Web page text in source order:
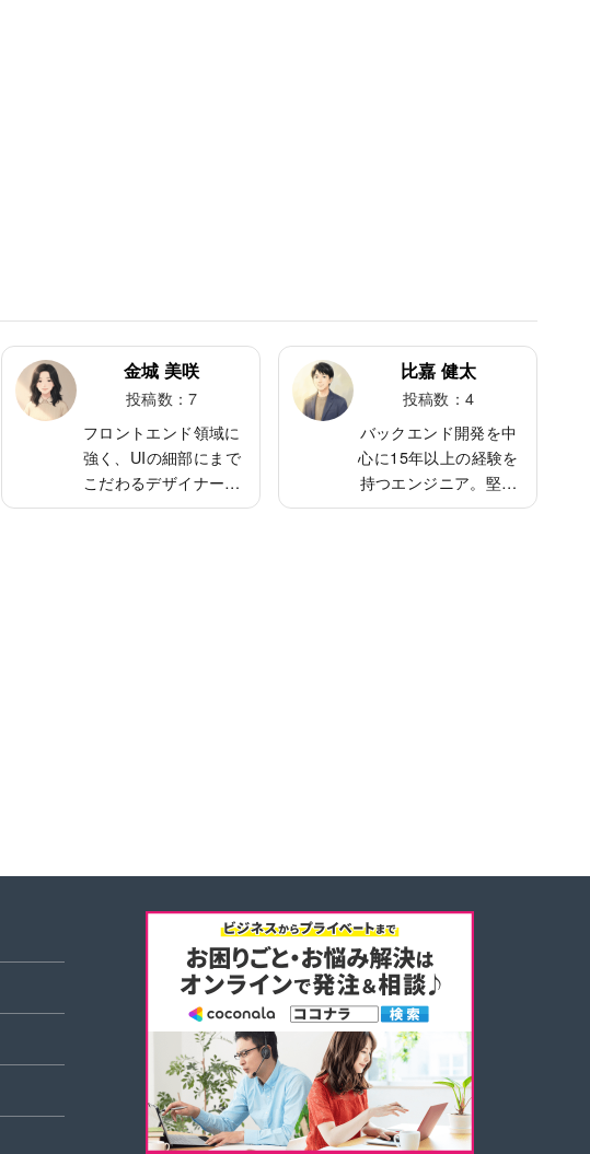
金城 美咲
投稿数：7
フロントエンド領域に
強く、UIの細部にまで
こだわるデザイナー気
質のエンジニア。
比嘉 健太
投稿数：4
バックエンド開発を中
心に15年以上の経験を
持つエンジニア。堅実
なコードと丁寧なレビ